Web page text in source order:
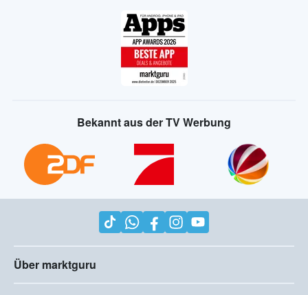
Bekannt aus der TV Werbung
Über marktguru